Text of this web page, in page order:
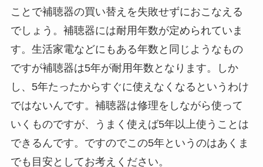
ことで補聴器の買い替えを失敗せずにおこなえる
でしょう。補聴器には耐用年数が定められていま
す。生活家電などにもある年数と同じようなもの
ですが補聴器は5年が耐用年数となります。しか
し、5年たったからすぐに使えなくなるというわけ
ではないんです。補聴器は修理をしながら使って
いくものですが、うまく使えば5年以上使うことは
できるんです。ですのでこの5年というのはあくま
でも目安としてお考えください。